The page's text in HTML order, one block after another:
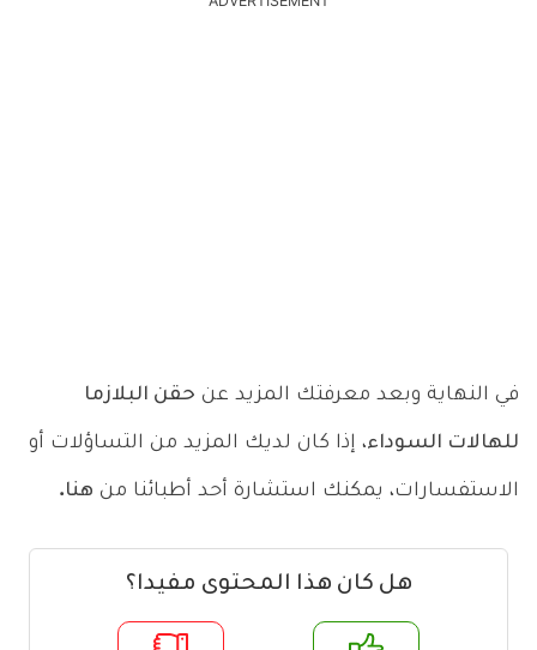
ADVERTISEMENT
في النهاية وبعد معرفتك المزيد عن حقن البلازما
للهالات السوداء، إذا كان لديك المزيد من التساؤلات أو
الاستفسارات، يمكنك استشارة أحد أطبائنا من هنا.
هل كان هذا المحتوى مفيدا؟